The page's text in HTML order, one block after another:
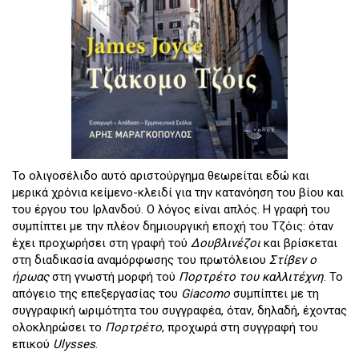
To ολιγοσέλιδο αυτό αριστούργημα θεωρείται εδώ και
μερικά χρόνια κείμενο-κλειδί για την κατανόηση του βίου και
του έργου του Ιρλανδού. Ο λόγος είναι απλός. Η γραφή του
συμπίπτει με την πλέον δημιουργική εποχή του Tζόις: όταν
έχει προχωρήσει στη γραφή τού Δουβλινέζοι και βρίσκεται
στη διαδικασία αναμόρφωσης του πρωτόλειου Στίβεν ο
ήρωαςστη γνωστή μορφή τού Πορτρέτο του καλλιτέχνη. Το
απόγειο της επεξεργασίας του Giacomo συμπίπτει με τη
συγγραφική ωριμότητα του συγγραφέα, όταν, δηλαδή, έχοντας
ολοκληρώσει το Πορτρέτο, προχωρά στη συγγραφή του
επικού Ulysses.